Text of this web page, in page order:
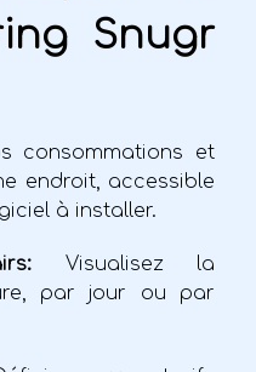
Snugr
consommations et
endroit, accessible
à installer.
Visualisez la
par jour ou par